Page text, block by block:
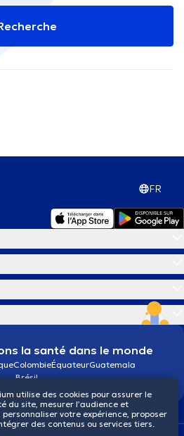
FR
la santé dans le monde
ColombieÉquateurGuatemala
Brésil
utilise des cookies pour assurer le
du site, mesurer l’audience et
votre expérience, proposer
des contenus ou services tiers.